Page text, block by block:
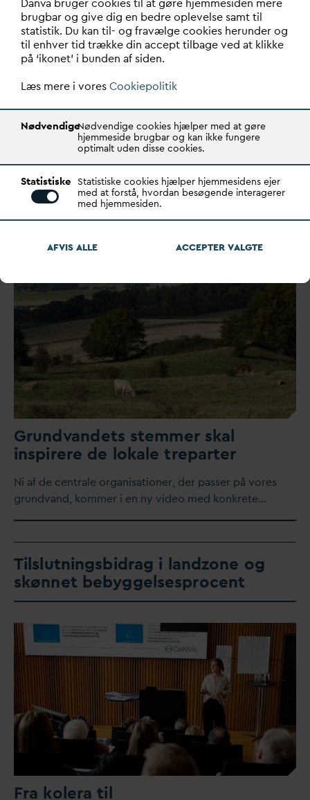
Forsyninger møder større barrierer
for udledningstilladelser
Det er i stigende gradvanskeligt for forsyningerne at få
meddelt udledningstilladelser.
Grundvandets stemmer skal
inspirere de lokale treparter
​Ni af de centrale organisationer, der passer på vores
grundvand, kommer i en ny video med konkrete…
Tilslutningsbidrag i landzone og
skønnet bebyggelsesprocent
Fra kolera til
Danva bruger cookies til at gøre hjemmesiden mere
brugbar og give dig en bedre oplevelse samt til
statistik. Du kan til- og fravælge cookies herunder og
til enhver tid trække din accept tilbage ved at klikke
på ‘ikonet’ i bunden af siden.
Læs mere i voresCookiepolitik
NødvendigeNødvendige cookies hjælper med at gøre
hjemmeside brugbar og kan ikke fungere
optimalt uden disse cookies.
Statistiske Statistiske cookies hjælper hjemmesidens ejer
med at forstå, hvordan besøgende interagerer
med hjemmesiden.
AFVIS ALLE ACCEPTERVALGTE